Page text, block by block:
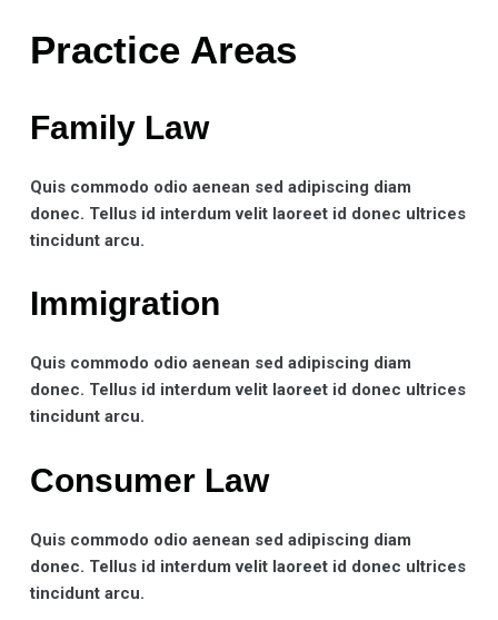
Practice Areas
Family Law​
Quis commodo odio aenean sed adipiscing diam
donec. Tellus id interdum velit laoreet id donec ultrices
tincidunt arcu.
Immigration​
Quis commodo odio aenean sed adipiscing diam
donec. Tellus id interdum velit laoreet id donec ultrices
tincidunt arcu.
Consumer Law​
Quis commodo odio aenean sed adipiscing diam
donec. Tellus id interdum velit laoreet id donec ultrices
tincidunt arcu.